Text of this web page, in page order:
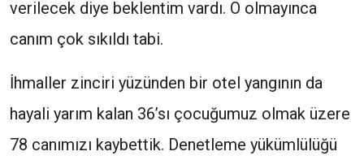
verilecek diye beklentim vardı. O olmayınca
canım çok sıkıldı tabi.
İhmaller zinciri yüzünden bir otel yangının da
hayali yarım kalan 36’sı çocuğumuz olmak üzere
78 canımızı kaybettik. Denetleme yükümlülüğü